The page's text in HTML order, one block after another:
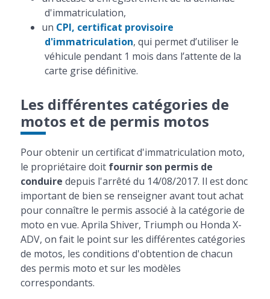
d'immatriculation,
un CPI, certificat provisoire
d'immatriculation, qui permet d’utiliser le
véhicule pendant 1 mois dans l’attente de la
carte grise définitive.
Les différentes catégories de
motos et de permis motos
Pour obtenir un certificat d'immatriculation moto,
le propriétaire doit fournir son permis de
conduire depuis l'arrêté du 14/08/2017. Il est donc
important de bien se renseigner avant tout achat
pour connaître le permis associé à la catégorie de
moto en vue. Aprila Shiver, Triumph ou Honda X-
ADV, on fait le point sur les différentes catégories
de motos, les conditions d'obtention de chacun
des permis moto et sur les modèles
correspondants.